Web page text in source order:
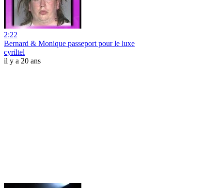
2:22
Bernard & Monique passeport pour le luxe
cyriltel
il y a 20 ans